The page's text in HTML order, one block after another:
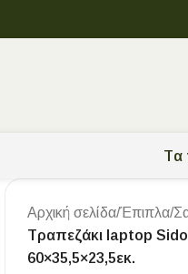
Tα
Αρχική σελίδα/Έπιπλα/
Τραπεζάκι laptop
60×35,5×23,5εκ.